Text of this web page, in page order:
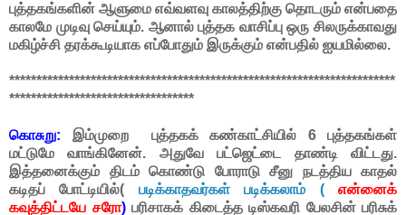
புத்தகங்களின் ஆளுமை எவ்வளவு காலத்திற்கு தொடரும் என்பதை
காலமே முடிவு செய்யும். ஆனால் புத்தக வாசிப்பு ஒரு சிலருக்காவது
மகிழ்ச்சி தரக்கூடியாக எப்போதும் இருக்கும் என்பதில் ஐயமில்லை.
***********************************************************************
**********************************
கொசுறு: இம்முறை புத்தகக் கண்காட்சியில் 6 புத்தகங்கள்
மட்டுமே வாங்கினேன். அதுவே பட்ஜெட்டை தாண்டி விட்டது.
இத்தனைக்கும் திடம் கொண்டு போராடு சீனு நடத்திய காதல்
கடிதப் போட்டியில்( படிக்காதவர்கள் படிக்கலாம் (என்னைக்
கவுத்திட்டயே சரோ)பரிசாகக் கிடைத்த டிஸ்கவரி பேலசின் பரிசுக்